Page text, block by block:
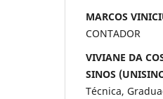
MARCOS
CONTADOR
VIVIANE DA
SINOS
Técnica,